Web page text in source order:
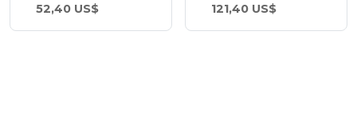
52,40 US$
121,40 US$